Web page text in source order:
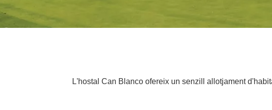
L'hostal Can Blanco ofereix un senzill allotjament